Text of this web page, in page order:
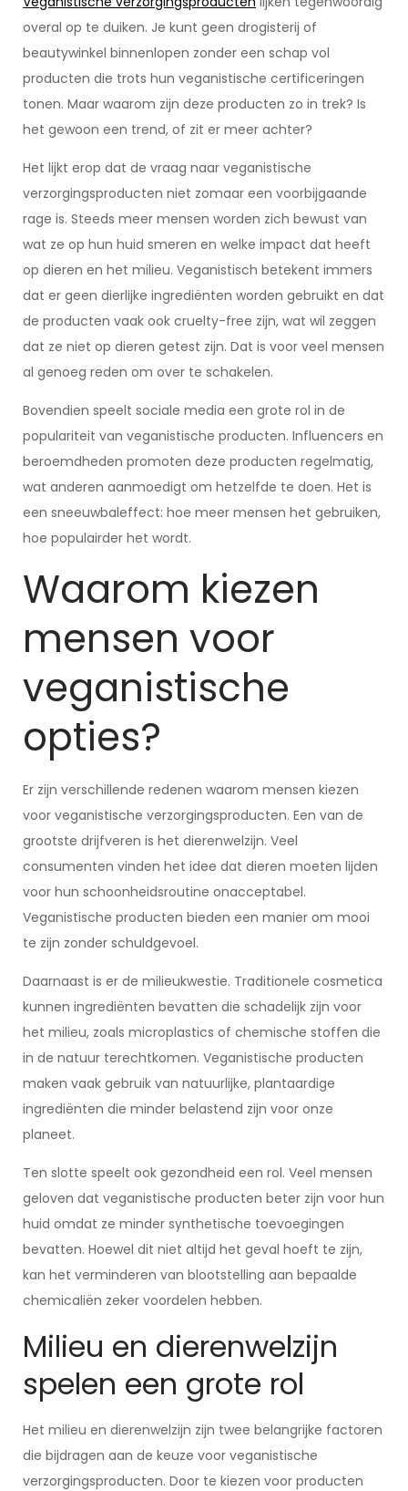
overal op te duiken. Je kunt geen drogisterij of
beautywinkel binnenlopen zonder een schap vol
producten die trots hun veganistische certificeringen
tonen. Maar waarom zijn deze producten zo in trek? Is
het gewoon een trend, of zit er meer achter?
Het lijkt erop dat de vraag naar veganistische
verzorgingsproducten niet zomaar een voorbijgaande
rage is. Steeds meer mensen worden zich bewust van
wat ze op hun huid smeren en welke impact dat heeft
op dieren en het milieu. Veganistisch betekent immers
dat er geen dierlijke ingrediënten worden gebruikt en dat
de producten vaak ook cruelty-free zijn, wat wil zeggen
dat ze niet op dieren getest zijn. Dat is voor veel mensen
al genoeg reden om over te schakelen.
Bovendien speelt sociale media een grote rol in de
populariteit van veganistische producten. Influencers en
beroemdheden promoten deze producten regelmatig,
wat anderen aanmoedigt om hetzelfde te doen. Het is
een sneeuwbaleffect: hoe meer mensen het gebruiken,
hoe populairder het wordt.
Waarom kiezen
mensen voor
veganistische
opties?
Er zijn verschillende redenen waarom mensen kiezen
voor veganistische verzorgingsproducten. Een van de
grootste drijfveren is het dierenwelzijn. Veel
consumenten vinden het idee dat dieren moeten lijden
voor hun schoonheidsroutine onacceptabel.
Veganistische producten bieden een manier om mooi
te zijn zonder schuldgevoel.
Daarnaast is er de milieukwestie. Traditionele cosmetica
kunnen ingrediënten bevatten die schadelijk zijn voor
het milieu, zoals microplastics of chemische stoffen die
in de natuur terechtkomen. Veganistische producten
maken vaak gebruik van natuurlijke, plantaardige
ingrediënten die minder belastend zijn voor onze
planeet.
Ten slotte speelt ook gezondheid een rol. Veel mensen
geloven dat veganistische producten beter zijn voor hun
huid omdat ze minder synthetische toevoegingen
bevatten. Hoewel dit niet altijd het geval hoeft te zijn,
kan het verminderen van blootstelling aan bepaalde
chemicaliën zeker voordelen hebben.
Milieu en dierenwelzijn
spelen een grote rol
Het milieu en dierenwelzijn zijn twee belangrijke factoren
die bijdragen aan de keuze voor veganistische
verzorgingsproducten. Door te kiezen voor producten